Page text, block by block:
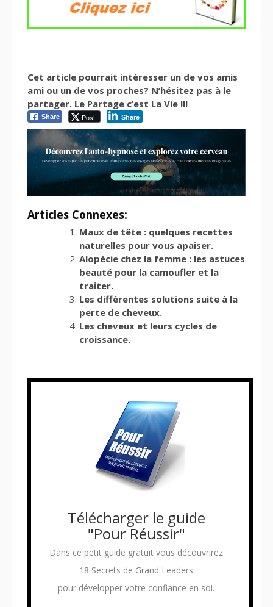
Cet article pourrait intéresser un de vos amis
ami ou un de vos proches? N’hésitez pas à le
partager. Le Partage c’est La Vie !!!
Share Post Share
Articles Connexes:
Maux de tête : quelques recettes
naturelles pour vous apaiser.
Alopécie chez la femme : les astuces
beauté pour la camoufler et la
traiter.
Les différentes solutions suite à la
perte de cheveux.
Les cheveux et leurs cycles de
croissance.
Télécharger le guide
"Pour Réussir"
Dans ce petit guide gratuit vous découvrirez
18 Secrets de Grand Leaders
pour développer votre confiance en soi.